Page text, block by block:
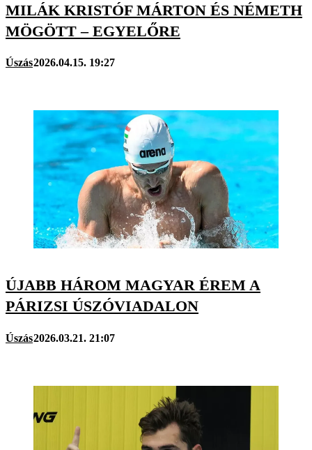
MILÁK KRISTÓF MÁRTON ÉS NÉMETH
MÖGÖTT – EGYELŐRE
Úszás2026.04.15. 19:27
ÚJABB HÁROM MAGYAR ÉREM A
PÁRIZSI ÚSZÓVIADALON
Úszás2026.03.21. 21:07